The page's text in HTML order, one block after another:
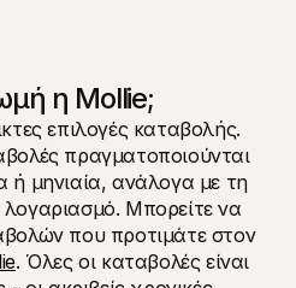
η Mollie;
επιλογές καταβολής.
πραγματοποιούνται
ή μηνιαία, ανάλογα με τη
Μπορείτε να
ορίσετε τη ρύθμιση καταβολών που προτιμάτε στον
. Όλες οι καταβολές είναι